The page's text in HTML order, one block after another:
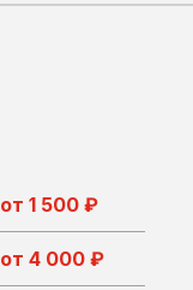
от 1 500 ₽
от 4 000 ₽